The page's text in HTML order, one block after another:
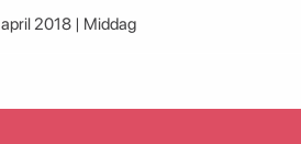
2018 | Middag